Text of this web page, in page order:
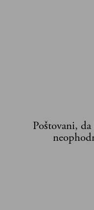
Poštovani,